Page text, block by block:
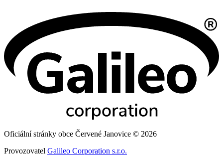
Oficiální stránky obce Červené Janovice © 2026
Provozovatel Galileo Corporation s.r.o.